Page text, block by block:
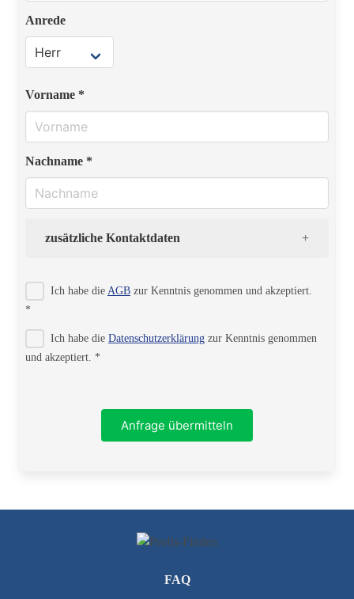
Anrede
Vorname *
Nachname *
zusätzliche Kontaktdaten
Ich habe die AGB zur Kenntnis genommen und akzeptiert.
*
Ich habe die Datenschutzerklärung zur Kenntnis genommen
und akzeptiert. *
Anfrage übermitteln
FAQ